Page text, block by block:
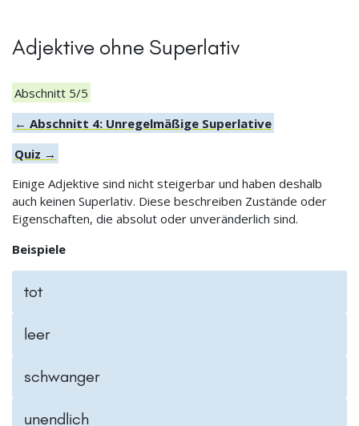
Adjektive ohne Superlativ
Abschnitt 5/5
← Abschnitt 4: Unregelmäßige Superlative
Quiz →
Einige Adjektive sind nicht steigerbar und haben deshalb
auch keinen Superlativ. Diese beschreiben Zustände oder
Eigenschaften, die absolut oder unveränderlich sind.
Beispiele
tot
leer
schwanger
unendlich